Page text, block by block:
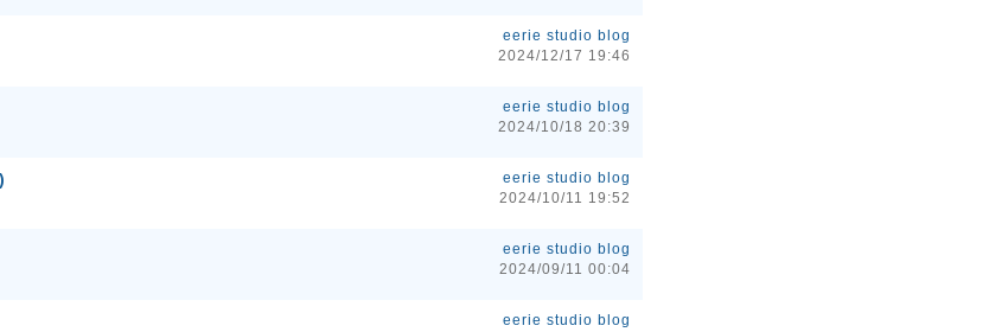
eerie studio blog
2024/12/17 19:46
eerie studio blog
2024/10/18 20:39
eerie studio blog
2024/10/11 19:52
eerie studio blog
2024/09/11 00:04
eerie studio blog